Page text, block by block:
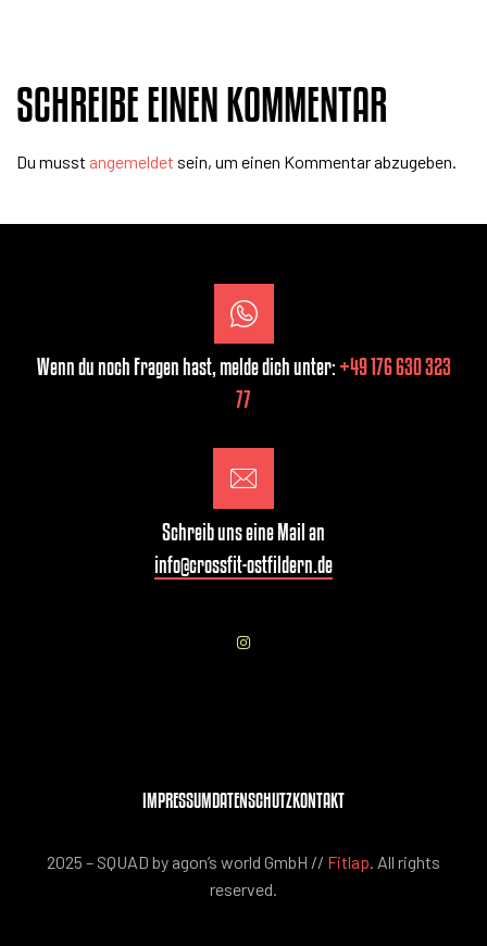
SCHREIBE EINEN KOMMENTAR
Du musst angemeldet sein, um einen Kommentar abzugeben.
Wenn du noch Fragen hast, melde dich unter:+49 176 630 323
77
Schreib uns eine Mail an
info@crossfit-ostfildern.de
IMPRESSUMDATENSCHUTZKONTAKT
2025 – SQUAD by agon’s world GmbH // Fitlap. All rights
reserved.